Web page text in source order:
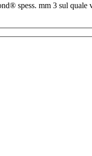
spess. mm 3 sul quale